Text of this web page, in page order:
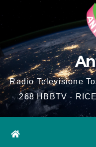
Radio Televisione
268 HBBTV -